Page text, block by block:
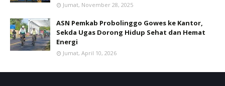
Jumat, November 28, 2025
ASN Pemkab Probolinggo Gowes ke Kantor,
Sekda Ugas Dorong Hidup Sehat dan Hemat
Energi
Jumat, April 10, 2026